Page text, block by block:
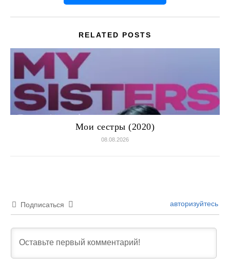
RELATED POSTS
Мои сестры (2020)
08.08.2026
Подписаться авторизуйтесь